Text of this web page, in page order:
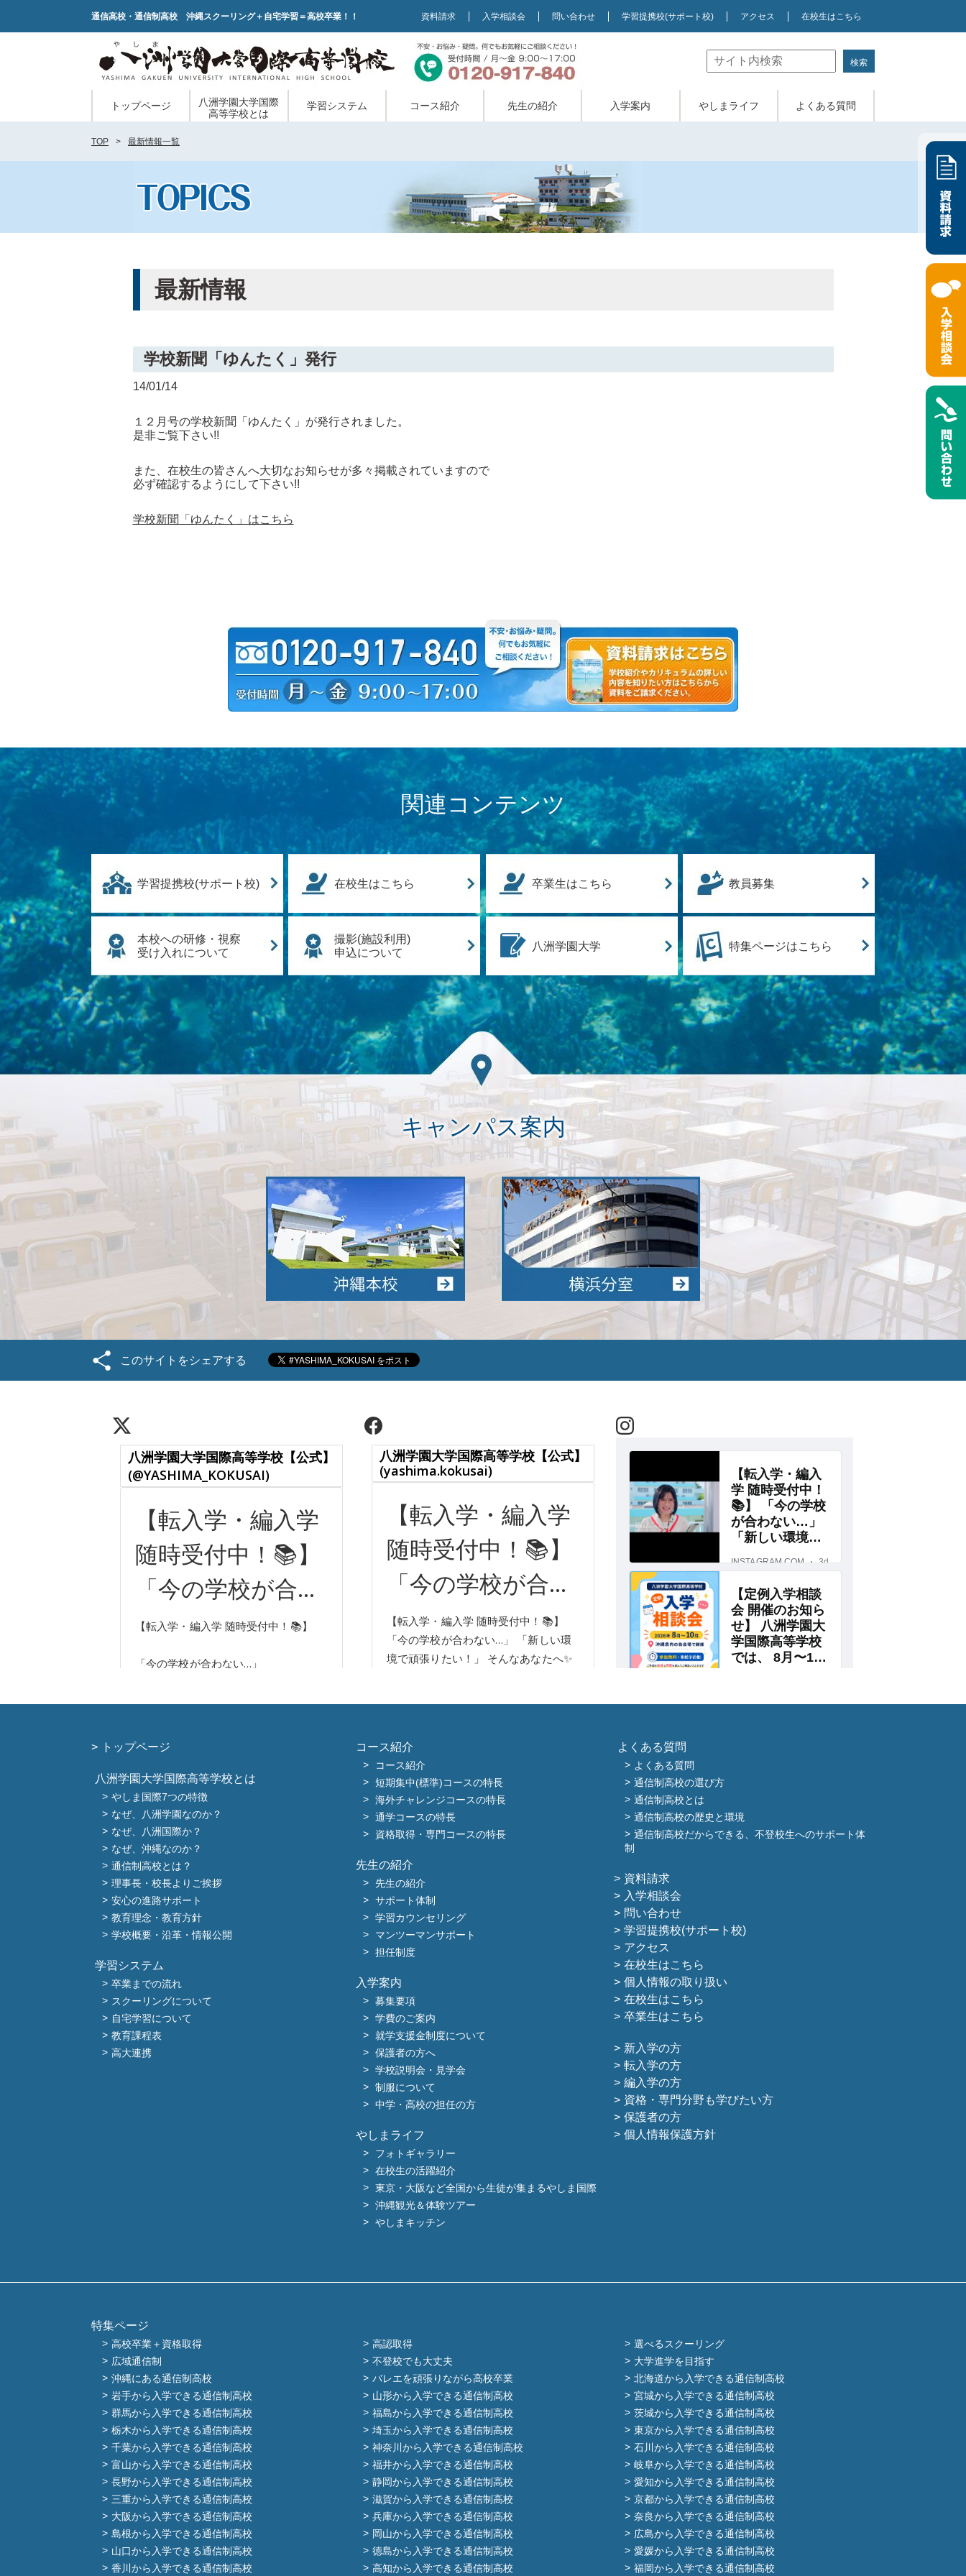
通信高校・通信制高校 沖縄スクーリング＋自宅学習＝高校卒業！！ 資料請求 入学相談会 問い合わせ 学習提携校(サポート校) アクセス 在校生はこちら
トップページ
八洲学園大学国際
高等学校とは
学習システム コース紹介 先生の紹介 入学案内 やしまライフ よくある質問
TOP 最新情報一覧
最新情報
学校新聞「ゆんたく」発行
14/01/14
１２月号の学校新聞「ゆんたく」が発行されました。
是非ご覧下さい!!
また、在校生の皆さんへ大切なお知らせが多々掲載されていますので
必ず確認するようにして下さい!!
学校新聞「ゆんたく」はこちら
関連コンテンツ
学習提携校(サポート校) 在校生はこちら 卒業生はこちら 教員募集
本校への研修・視察
受け入れについて
撮影(施設利用)
申込について
八洲学園大学 特集ページはこちら
キャンパス案内
このサイトをシェアする
トップページ
八洲学園大学国際高等学校とは
やしま国際7つの特徴
なぜ、八洲学園なのか？
なぜ、八洲国際か？
なぜ、沖縄なのか？
通信制高校とは？
理事長・校長よりご挨拶
安心の進路サポート
教育理念・教育方針
学校概要・沿革・情報公開
学習システム
卒業までの流れ
スクーリングについて
自宅学習について
教育課程表
高大連携
コース紹介
コース紹介
短期集中(標準)コースの特長
海外チャレンジコースの特長
通学コースの特長
資格取得・専門コースの特長
先生の紹介
先生の紹介
サポート体制
学習カウンセリング
マンツーマンサポート
担任制度
入学案内
募集要項
学費のご案内
就学支援金制度について
保護者の方へ
学校説明会・見学会
制服について
中学・高校の担任の方
やしまライフ
フォトギャラリー
在校生の活躍紹介
東京・大阪など全国から生徒が集まるやしま国際
沖縄観光＆体験ツアー
やしまキッチン
よくある質問
よくある質問
通信制高校の選び方
通信制高校とは
通信制高校の歴史と環境
通信制高校だからできる、不登校生へのサポート体
制
資料請求
入学相談会
問い合わせ
学習提携校(サポート校)
アクセス
在校生はこちら
個人情報の取り扱い
在校生はこちら
卒業生はこちら
新入学の方
転入学の方
編入学の方
資格・専門分野も学びたい方
保護者の方
個人情報保護方針
特集ページ
高校卒業＋資格取得 高認取得
選べるスクーリング
広域通信制
不登校でも大丈夫
大学進学を目指す
沖縄にある通信制高校
バレエを頑張りながら高校卒業
北海道から入学できる通信制高校
岩手から入学できる通信制高校
山形から入学できる通信制高校
宮城から入学できる通信制高校
群馬から入学できる通信制高校
福島から入学できる通信制高校
茨城から入学できる通信制高校
栃木から入学できる通信制高校
埼玉から入学できる通信制高校
東京から入学できる通信制高校
千葉から入学できる通信制高校
神奈川から入学できる通信制高校
石川から入学できる通信制高校
富山から入学できる通信制高校
福井から入学できる通信制高校
岐阜から入学できる通信制高校
長野から入学できる通信制高校
静岡から入学できる通信制高校
愛知から入学できる通信制高校
三重から入学できる通信制高校
滋賀から入学できる通信制高校
京都から入学できる通信制高校
大阪から入学できる通信制高校
兵庫から入学できる通信制高校
奈良から入学できる通信制高校
島根から入学できる通信制高校
岡山から入学できる通信制高校
広島から入学できる通信制高校
山口から入学できる通信制高校
徳島から入学できる通信制高校
愛媛から入学できる通信制高校
香川から入学できる通信制高校
高知から入学できる通信制高校 福岡から入学できる通信制高校